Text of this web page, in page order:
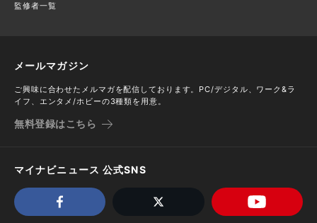
監修者一覧
メールマガジン
ご興味に合わせたメルマガを配信しております。PC/デジタル、ワーク&ラ
イフ、エンタメ/ホビーの3種類を用意。
無料登録はこちら
マイナビニュース 公式SNS